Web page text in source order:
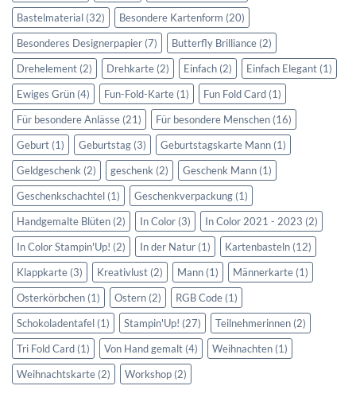
Bastelmaterial (32) Besondere Kartenform (20)
Besonderes Designerpapier (7) Butterfly Brilliance (2)
Drehelement (2) Drehkarte (2) Einfach (2) Einfach Elegant (1)
Ewiges Grün (4) Fun-Fold-Karte (1) Fun Fold Card (1)
Für besondere Anlässe (21) Für besondere Menschen (16)
Geburt (1) Geburtstag (3) Geburtstagskarte Mann (1)
Geldgeschenk (2) geschenk (2) Geschenk Mann (1)
Geschenkschachtel (1) Geschenkverpackung (1)
Handgemalte Blüten (2) In Color (3) In Color 2021 - 2023 (2)
In Color Stampin'Up! (2) In der Natur (1) Kartenbasteln (12)
Klappkarte (3) Kreativlust (2) Mann (1) Männerkarte (1)
Osterkörbchen (1) Ostern (2) RGB Code (1)
Schokoladentafel (1) Stampin'Up! (27) Teilnehmerinnen (2)
Tri Fold Card (1) Von Hand gemalt (4) Weihnachten (1)
Weihnachtskarte (2) Workshop (2)